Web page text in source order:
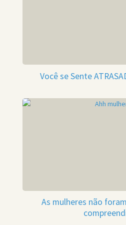
Você se Sente
As mulheres não